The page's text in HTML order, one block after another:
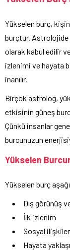
Yükselen burç,
burçtur. Astrolojide
olarak kabul edilir
izlenimi ve hayata
inanılır.
Birçok astrolog,
etkisinin güneş
Çünkü insanlar
burcunuzun
Yükselen
Yükselen burç
Dış görünüş
İlk izlenim
Sosyal ilişkiler
Hayata